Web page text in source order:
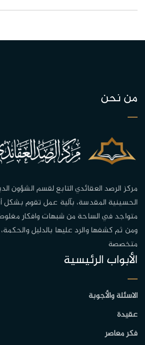
من نحن
مركز الرصد العقائدي التابع لقسم الشؤون
الحسينية المقدسة، بآلية عمل تقوم
متواجد في الساحة من شبهات وافكار
ومن ثم كشفها والرد عليها بالدليل
متخصصة
الأبواب الرئيسية
الاسئلة والأجوبة
عقيدة
فكر معاصر